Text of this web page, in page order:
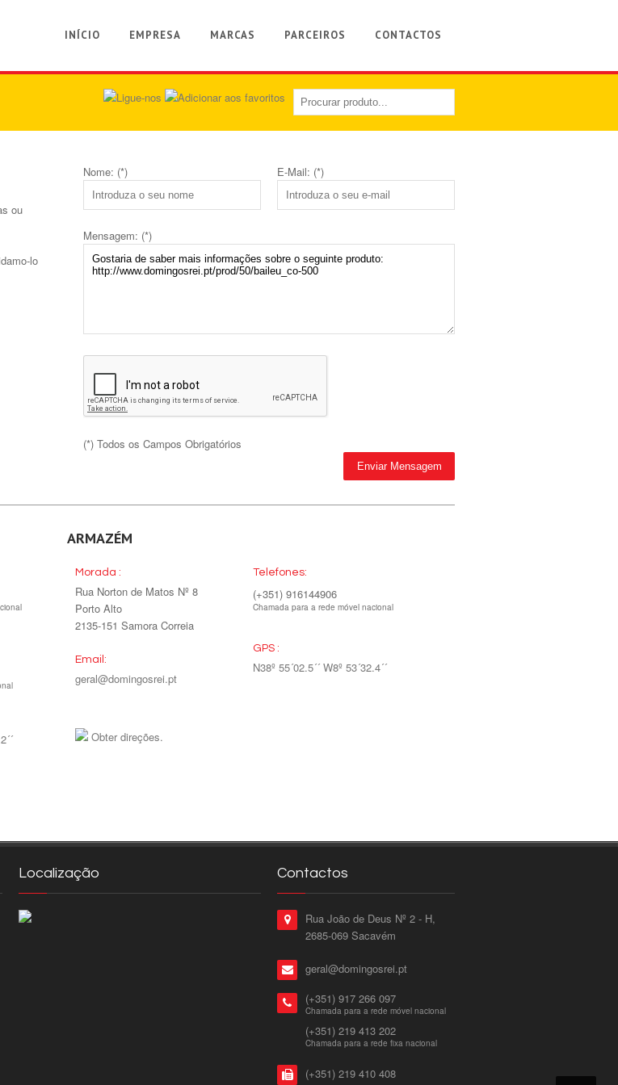
INÍCIO EMPRESA MARCAS PARCEIROS CONTACTOS
ou
lo
Nome: (*) E-Mail: (*)
Mensagem: (*)
(*) Todos os Campos Obrigatórios
ARMAZÉM
Morada :
Rua Norton de Matos Nº 8
Porto Alto
2135-151 Samora Correia
Email:
geral@domingosrei.pt
Telefones:
(+351) 916144906
Chamada para a rede móvel nacional
GPS :
N38º 55´02.5´´ W8º 53´32.4´´
Obter direções.
Localização Contactos
Rua João de Deus Nº 2 - H,
2685-069 Sacavém
geral@domingosrei.pt
(+351) 917 266 097
Chamada para a rede móvel nacional
(+351) 219 413 202
Chamada para a rede fixa nacional
(+351) 219 410 408